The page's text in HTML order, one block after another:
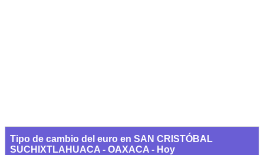
Tipo de cambio del euro en SAN CRISTÓBAL
SUCHIXTLAHUACA - OAXACA - Hoy